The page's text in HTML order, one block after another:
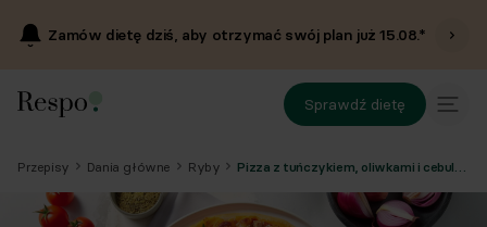
Zamów dietę dziś, aby otrzymać swój plan już15.08.*
Sprawdź dietę
Przepisy Dania główne Ryby